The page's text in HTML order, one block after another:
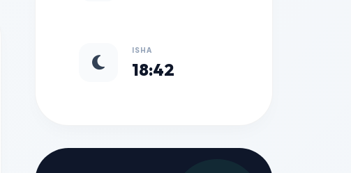
ISHA
18:42